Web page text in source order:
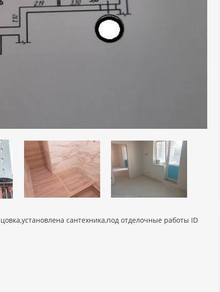
сантехника,под отделочные работы ID